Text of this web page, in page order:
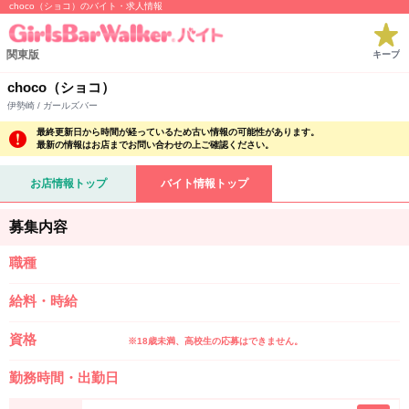
choco（ショコ）のバイト・求人情報
関東版 キープ
choco（ショコ）
伊勢崎 / ガールズバー
最終更新日から時間が経っているため古い情報の可能性があります。
最新の情報はお店までお問い合わせの上ご確認ください。
お店情報トップ バイト情報トップ
募集内容
職種
給料・時給
資格 ※18歳未満、高校生の応募はできません。
勤務時間・出勤日